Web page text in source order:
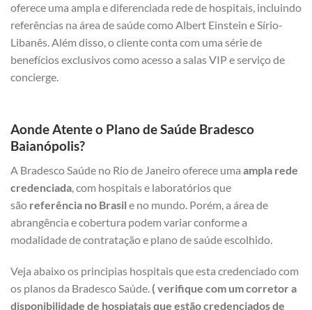
oferece uma ampla e diferenciada rede de hospitais, incluindo
referências na área de saúde como Albert Einstein e Sírio-
Libanês. Além disso, o cliente conta com uma série de
benefícios exclusivos como acesso a salas VIP e serviço de
concierge.
Aonde Atente o Plano de Saúde Bradesco
Baianópolis?
A Bradesco Saúde no Rio de Janeiro oferece uma ampla rede
credenciada , com hospitais e laboratórios que
são referência no Brasil e no mundo. Porém, a área de
abrangência e cobertura podem variar conforme a
modalidade de contratação e plano de saúde escolhido.
Veja abaixo os principias hospitais que esta credenciado com
os planos da Bradesco Saúde. ( verifique com um corretor a
disponibilidade de hospiatais que estão credenciados de